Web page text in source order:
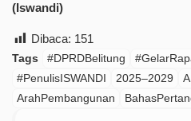
(Iswandi)
Dibaca: 151
Tags #DPRDBelitung
#PenulisISWANDI
2025–2029
ArahPembangunan